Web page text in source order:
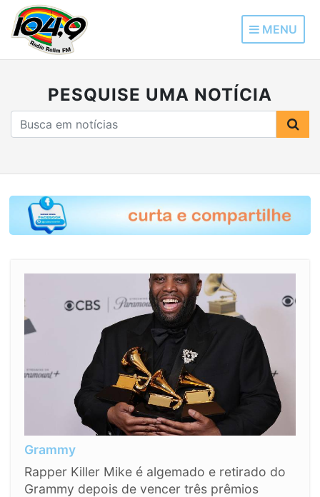
MENU
PESQUISE UMA NOTÍCIA
Grammy
Rapper Killer Mike é algemado e retirado do
Grammy depois de vencer três prêmios